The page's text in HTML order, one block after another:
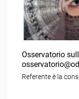
Osservatorio
Referente è la